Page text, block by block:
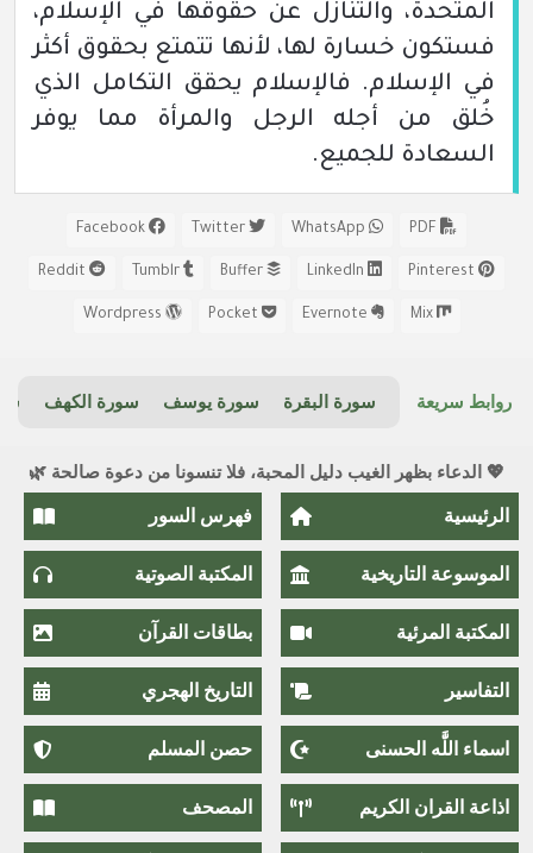
المتحدة، والتنازل عن حقوقها في الإسلام،
فستكون خسارة لها، لأنها تتمتع بحقوق أكثر
في الإسلام. فالإسلام يحقق التكامل الذي
خُلق من أجله الرجل والمرأة مما يوفر
السعادة للجميع.
Mix
روابط سريعة سورة البقرة سورة يوسف سورة الكهف
💖 الدعاء بظهر الغيب دليل المحبة، فلا تنسونا من دعوة صالحة 🌿
الرئيسية فهرس السور
الموسوعة التاريخية المكتبة الصوتية
المكتبة المرئية بطاقات القرآن
التفاسير التاريخ الهجري
اسماء اللَّٰه الحسنى حصن المسلم
اذاعة القران الكريم المصحف